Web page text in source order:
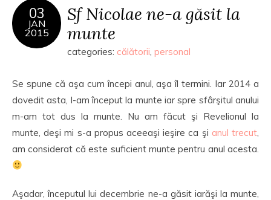
03
JAN
2015
Sf Nicolae ne-a găsit la
munte
categories: călătorii, personal
Se spune că aşa cum începi anul, aşa îl termini. Iar 2014 a
dovedit asta, l-am început la munte iar spre sfârşitul anului
m-am tot dus la munte. Nu am făcut şi Revelionul la
munte, deşi mi s-a propus aceeaşi ieşire ca şi anul trecut,
am considerat că este suficient munte pentru anul acesta.
Aşadar, începutul lui decembrie ne-a găsit iarăşi la munte,